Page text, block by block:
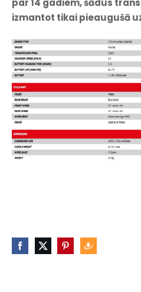
par 14 gadiem, šādus
izmantot tikai pieaugušā